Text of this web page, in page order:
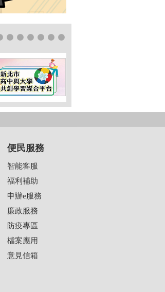
3 4 5 6 7 8
便民服務
智能客服
福利補助
申辦e服務
廉政服務
防疫專區
檔案應用
意見信箱